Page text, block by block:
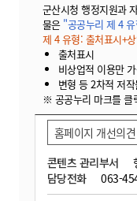
군산시청 행정지원과
물은 "공공누리 제 4
제 4 유형: 출처표시+
출처표시
비상업적 이용만
변형 등 2차적 저
※ 공공누리 마크를 클
콘텐츠 관리부서
담당전화
063-
홈페이지 개선의견